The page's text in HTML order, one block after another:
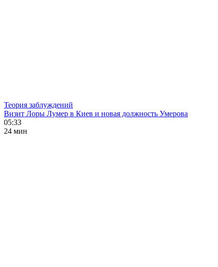
Теория заблуждений
Визит Лоры Лумер в Киев и новая должность Умерова
05:33
24 мин